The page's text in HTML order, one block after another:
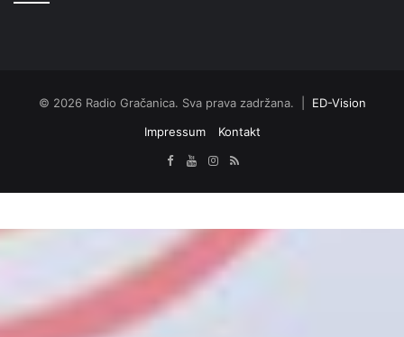
© 2026 Radio Gračanica. Sva prava zadržana. | ED-Vision
Impressum
Kontakt